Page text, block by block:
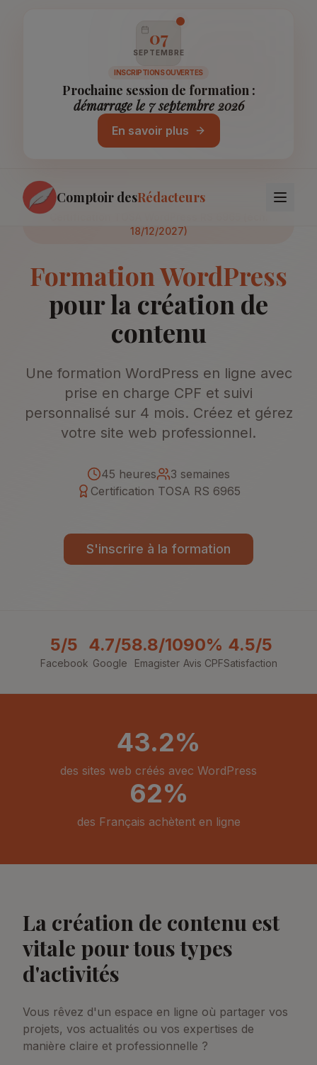
07
SEPTEMBRE
INSCRIPTIONS OUVERTES
Prochaine session de formation :
démarrage le 7 septembre 2026
En savoir plus
Comptoir desRédacteurs
18/12/2027)
Formation WordPress
pour la création de
contenu
Une formation WordPress en ligne avec
prise en charge CPF et suivi
personnalisé sur 4 mois. Créez et gérez
votre site web professionnel.
45 heures
3 semaines
Certification TOSA RS 6965
S'inscrire à la formation
5/5
Facebook
4.7/5
Google
8.8/10
Emagister
90%
Avis CPF
4.5/5
Satisfaction
43.2%
des sites web créés avec WordPress
62%
des Français achètent en ligne
La création de contenu est
vitale pour tous types
d'activités
Vous rêvez d'un espace en ligne où partager vos
projets, vos actualités ou vos expertises de
manière claire et professionnelle ?